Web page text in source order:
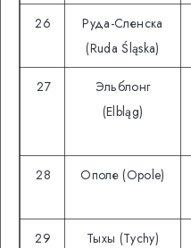
26
Руда-Сленска
(Ruda Śląska)
27
Эльблонг
(Elbląg)
28 Ополе (Opole)
29 Тыхы (Tychy)